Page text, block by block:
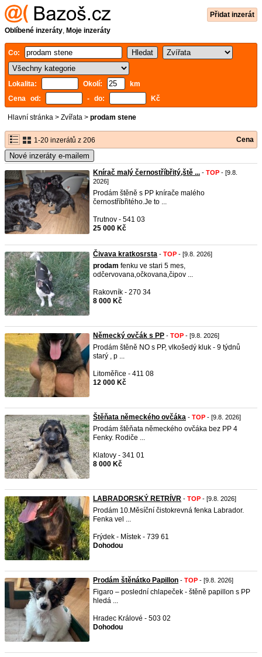
Přidat inzerát
Oblíbené inzeráty, Moje inzeráty
Co:
Lokalita: Okolí:
km
Cena od:
- do: Kč
Hlavní stránka > Zvířata > prodam stene
1-20 inzerátů z 206 Cena
Nové inzeráty e-mailem
Knírač malý černostříbřitý,ště ... - TOP - [9.8.
2026]
Prodám štěně s PP knírače malého
černostříbřitého.Je to ...
Trutnov - 541 03
25 000 Kč
Čivava kratkosrsta - TOP - [9.8. 2026]
prodam fenku ve stari 5 mes,
odčervovana,očkovana,čipov ...
Rakovník - 270 34
8 000 Kč
Německý ovčák s PP - TOP - [9.8. 2026]
Prodám štěně NO s PP, vlkošedý kluk - 9 týdnů
starý , p ...
Litoměřice - 411 08
12 000 Kč
Štěňata německého ovčáka - TOP - [9.8. 2026]
Prodám štěňata německého ovčáka bez PP 4
Fenky. Rodiče ...
Klatovy - 341 01
8 000 Kč
LABRADORSKÝ RETRÍVR - TOP - [9.8. 2026]
Prodám 10.Měsíční čistokrevná fenka Labrador.
Fenka vel ...
Frýdek - Místek - 739 61
Dohodou
Prodám štěnátko Papillon - TOP - [9.8. 2026]
Figaro – poslední chlapeček - štěně papillon s PP
hledá ...
Hradec Králové - 503 02
Dohodou